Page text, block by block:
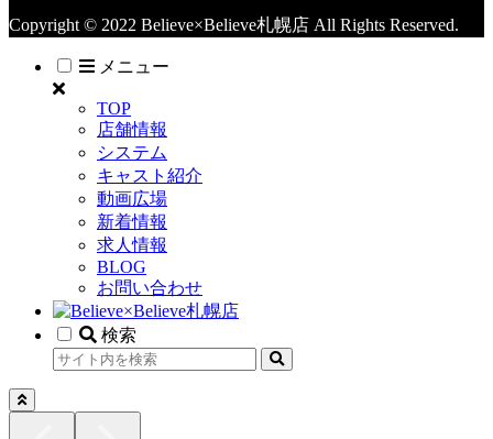
Copyright © 2022 Believe×Believe札幌店 All Rights Reserved.
メニュー
TOP
店舗情報
システム
キャスト紹介
動画広場
新着情報
求人情報
BLOG
お問い合わせ
検索